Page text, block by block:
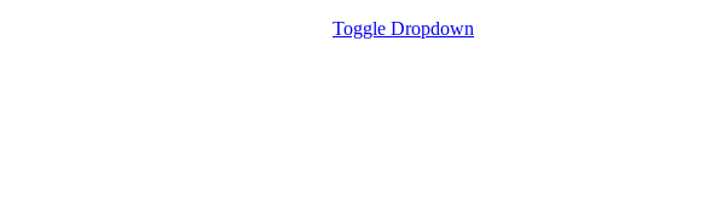
Toggle Dropdown